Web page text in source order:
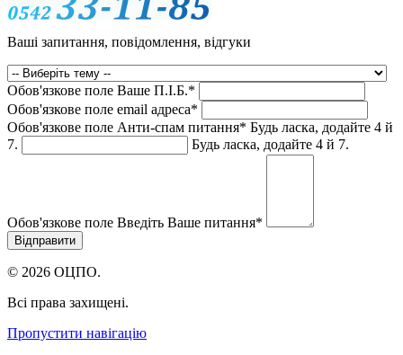
Ваші запитання, повідомлення, відгуки
Обов'язкове поле Ваше П.I.Б.*
Обов'язкове поле email адреса*
Обов'язкове поле Анти-спам питання* Будь ласка, додайте 4 й
7.
Будь ласка, додайте 4 й 7.
Обов'язкове поле Введіть Ваше питання*
© 2026 ОЦПО.
Всі права захищені.
Пропустити навігацію